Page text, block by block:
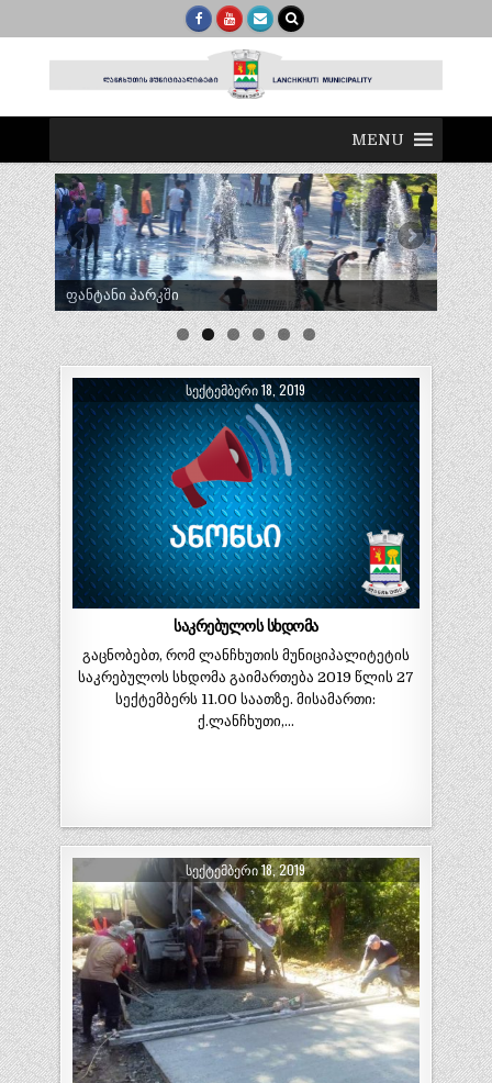
MENU
ტრადიციული ლელობურთი შუხუთში
ᲡᲔᲥᲢᲔᲛᲑᲔᲠᲘ 18, 2019
საკრებულოს სხდომა
გაცნობებთ, რომ ლანჩხუთის მუნიციპალიტეტის
საკრებულოს სხდომა გაიმართება 2019 წლის 27
სექტემბერს 11.00 საათზე. მისამართი:
ქ.ლანჩხუთი,…
ᲡᲔᲥᲢᲔᲛᲑᲔᲠᲘ 18, 2019